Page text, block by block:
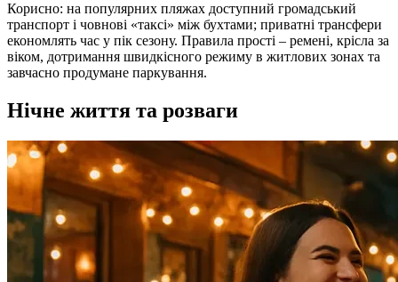
Корисно: на популярних пляжах доступний громадський
транспорт і човнові «таксі» між бухтами; приватні трансфери
економлять час у пік сезону. Правила прості – ремені, крісла за
віком, дотримання швидкісного режиму в житлових зонах та
завчасно продумане паркування.
Нічне життя та розваги